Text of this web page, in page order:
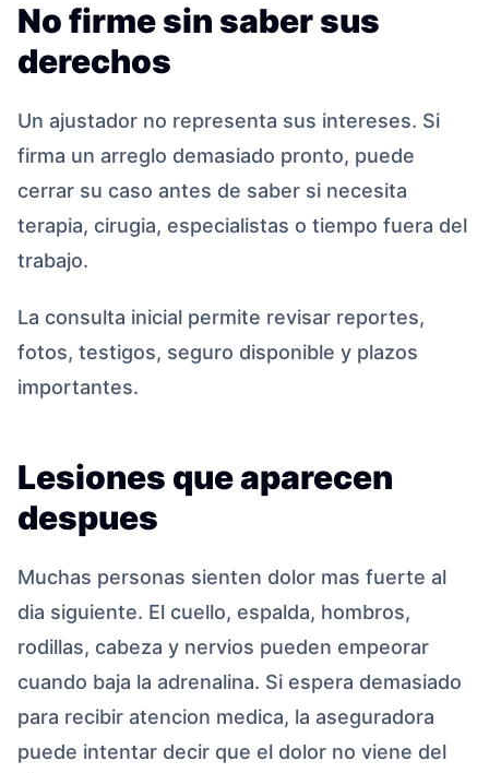
No firme sin saber sus
derechos
Un ajustador no representa sus intereses. Si
firma un arreglo demasiado pronto, puede
cerrar su caso antes de saber si necesita
terapia, cirugia, especialistas o tiempo fuera del
trabajo.
La consulta inicial permite revisar reportes,
fotos, testigos, seguro disponible y plazos
importantes.
Lesiones que aparecen
despues
Muchas personas sienten dolor mas fuerte al
dia siguiente. El cuello, espalda, hombros,
rodillas, cabeza y nervios pueden empeorar
cuando baja la adrenalina. Si espera demasiado
para recibir atencion medica, la aseguradora
puede intentar decir que el dolor no viene del